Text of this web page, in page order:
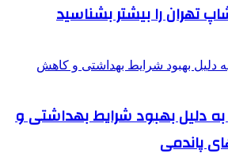
تهران را بیشتر بشناسید
به دلیل بهبود شرایط بهداشتی و
پاندمی